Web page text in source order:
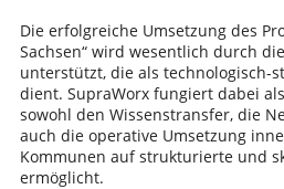
Die erfolgreiche Umsetzung des
Sachsen“ wird wesentlich durch
unterstützt, die als technologisch-
dient. SupraWorx fungiert dabei
sowohl den Wissenstransfer, die
auch die operative Umsetzung
Kommunen auf strukturierte und
ermöglicht.